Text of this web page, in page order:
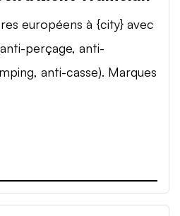
européens à {city} avec
perçage, anti-
anti-casse). Marques